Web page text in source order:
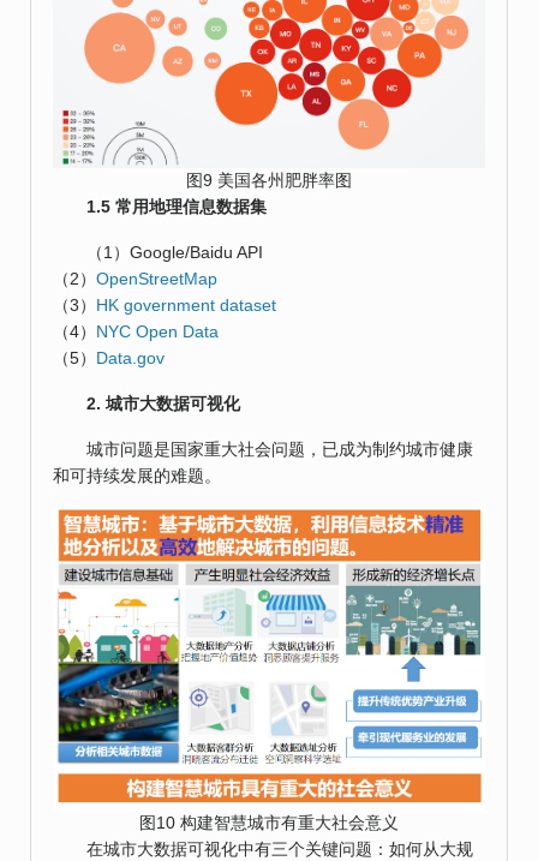
图9 美国各州肥胖率图
1.5 常用地理信息数据集
（1）Google/Baidu API
（2） OpenStreetMap
（3） HK government dataset
（4） NYC Open Data
（5） Data.gov
2. 城市大数据可视化
城市问题是国家重大社会问题，已成为制约城市健康
和可持续发展的难题。
图10 构建智慧城市有重大社会意义
在城市大数据可视化中有三个关键问题：如何从大规